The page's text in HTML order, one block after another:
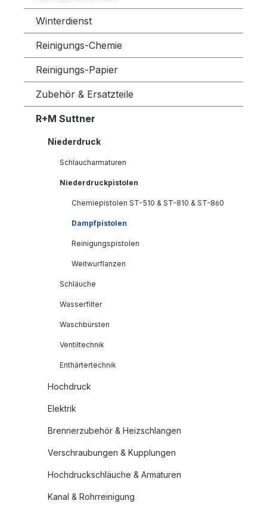
Winterdienst
Reinigungs-Chemie
Reinigungs-Papier
Zubehör & Ersatzteile
R+M Suttner
Niederdruck
Schlaucharmaturen
Niederdruckpistolen
Chemiepistolen ST-510 & ST-810 & ST-860
Dampfpistolen
Reinigungspistolen
Weitwurflanzen
Schläuche
Wasserfilter
Waschbürsten
Ventiltechnik
Enthärtertechnik
Hochdruck
Elektrik
Brennerzubehör & Heizschlangen
Verschraubungen & Kupplungen
Hochdruckschläuche & Armaturen
Kanal & Rohrreinigung